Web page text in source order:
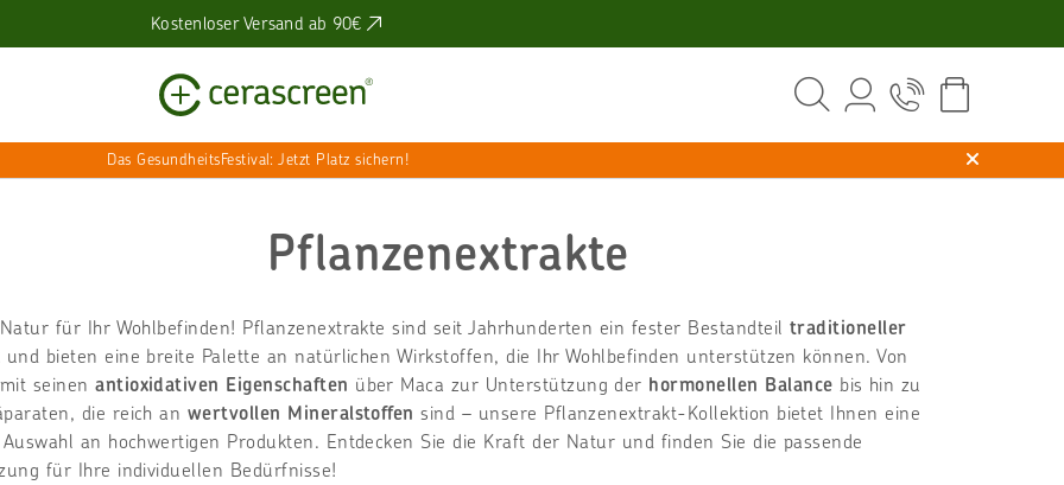
Kostenloser Versand ab 90€
Das GesundheitsFestival: Jetzt Platz sichern!
Pflanzenextrakte
für Ihr Wohlbefinden! Pflanzenextrakte sind seit Jahrhunderten ein fester Bestandteil traditioneller
und bieten eine breite Palette an natürlichen Wirkstoffen, die Ihr Wohlbefinden unterstützen können. Von
seinen antioxidativen Eigenschaften über Maca zur Unterstützung der hormonellen Balancebis hin zu
die reich an wertvollen Mineralstoffen sind – unsere Pflanzenextrakt-Kollektion bietet Ihnen eine
an hochwertigen Produkten. Entdecken Sie die Kraft der Natur und finden Sie die passende
für Ihre individuellen Bedürfnisse!